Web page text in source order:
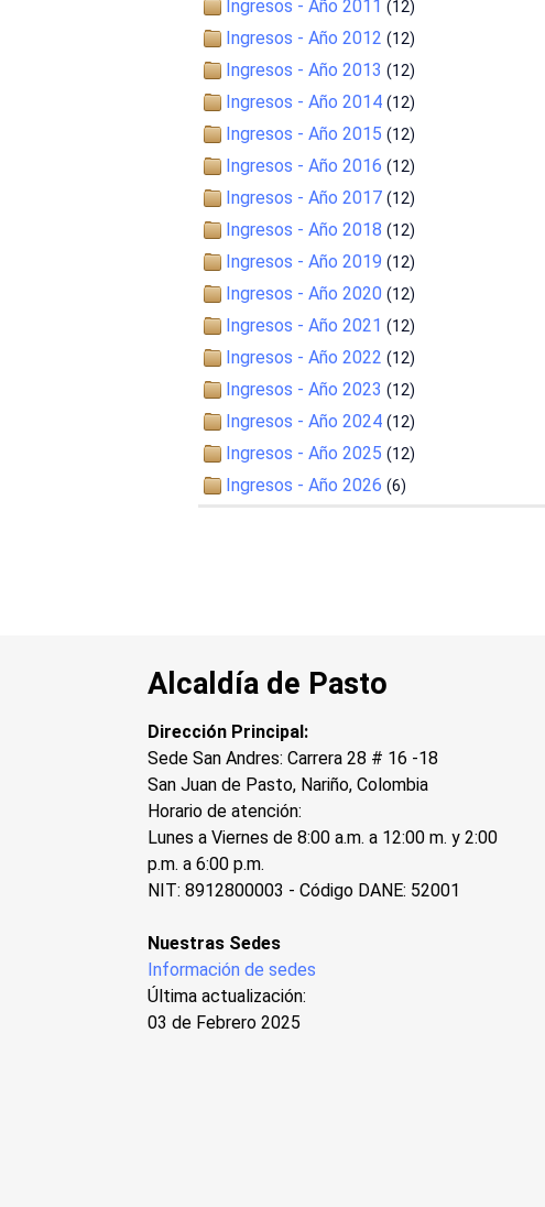
Ingresos - Año 2011 (12)
Ingresos - Año 2012 (12)
Ingresos - Año 2013 (12)
Ingresos - Año 2014 (12)
Ingresos - Año 2015 (12)
Ingresos - Año 2016 (12)
Ingresos - Año 2017 (12)
Ingresos - Año 2018 (12)
Ingresos - Año 2019 (12)
Ingresos - Año 2020 (12)
Ingresos - Año 2021 (12)
Ingresos - Año 2022 (12)
Ingresos - Año 2023 (12)
Ingresos - Año 2024 (12)
Ingresos - Año 2025 (12)
Ingresos - Año 2026 (6)
Alcaldía de Pasto
Dirección Principal:
Sede San Andres: Carrera 28 # 16 -18
San Juan de Pasto, Nariño, Colombia
Horario de atención:
Lunes a Viernes de 8:00 a.m. a 12:00 m. y 2:00
p.m. a 6:00 p.m.
NIT: 8912800003 - Código DANE: 52001
Nuestras Sedes
Información de sedes
Última actualización:
03 de Febrero 2025